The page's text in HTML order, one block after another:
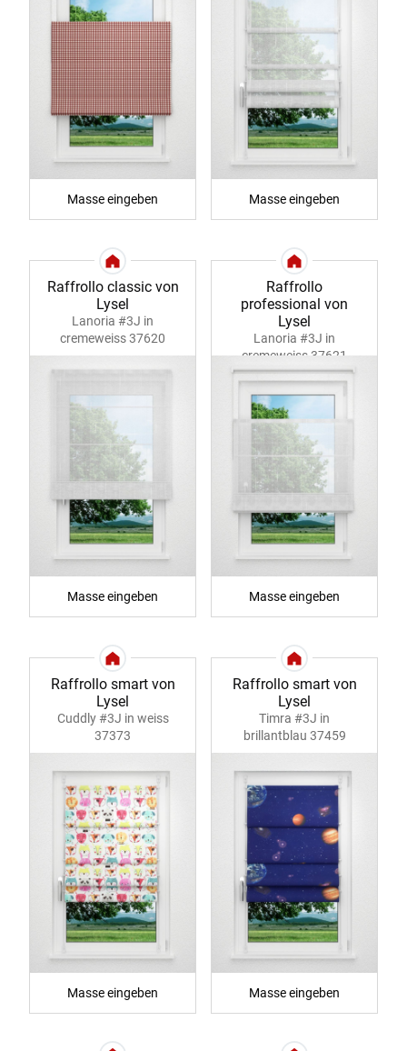
Masse eingeben Masse eingeben
Raffrollo classic von
Lysel
Lanoria #3J in
cremeweiss 37620
Masse eingeben
Raffrollo
professional von
Lysel
Lanoria #3J in
cremeweiss 37621
Masse eingeben
Raffrollo smart von
Lysel
Cuddly #3J in weiss
37373
Masse eingeben
Raffrollo smart von
Lysel
Timra #3J in
brillantblau 37459
Masse eingeben